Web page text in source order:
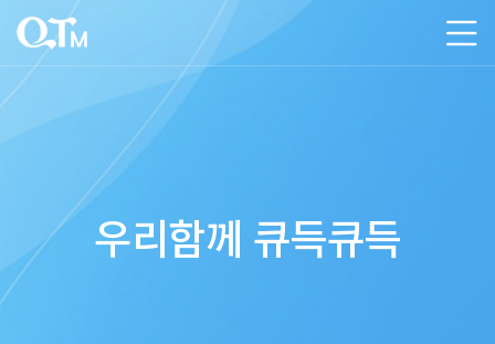
우리함께 큐득큐득